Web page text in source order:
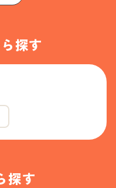
探す
探す